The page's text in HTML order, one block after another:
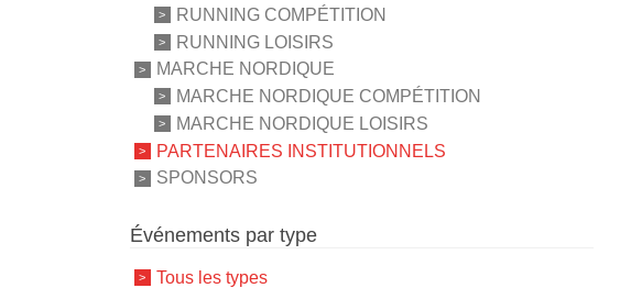
RUNNING COMPÉTITION
RUNNING LOISIRS
MARCHE NORDIQUE
MARCHE NORDIQUE COMPÉTITION
MARCHE NORDIQUE LOISIRS
PARTENAIRES INSTITUTIONNELS
SPONSORS
Événements par type
Tous les types